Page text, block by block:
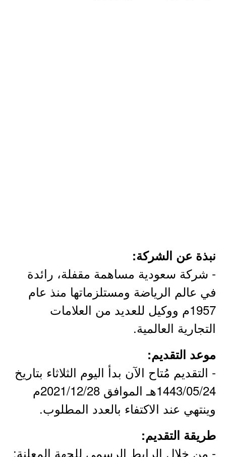
نبذة عن الشركة:
- شركة سعودية مساهمة مقفلة، رائدة
في عالم الرياضة ومستلزماتها منذ عام
1957م ووكيل للعديد من العلامات
التجارية العالمية.
موعد التقديم:
- التقديم مُتاح الآن بدأ اليوم الثلاثاء بتاريخ
1443/05/24هـ الموافق 2021/12/28م
وينتهي عند الاكتفاء بالعدد المطلوب.
طريقة التقديم:
- من خلال الرابط الرسمي للجهة المعلنة: